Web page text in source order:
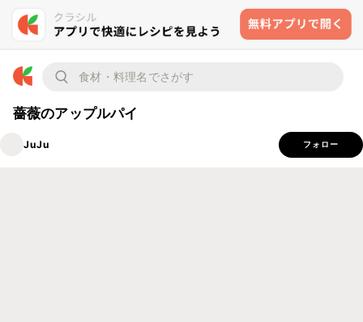
薔薇のアップルパイ
JuJu フォロー